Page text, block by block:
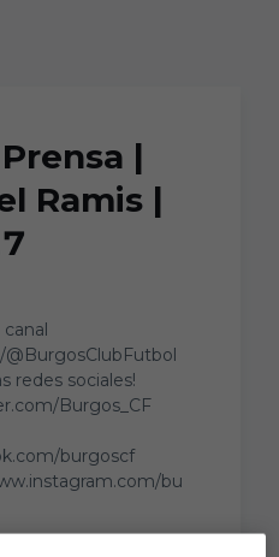
|
Ramis |
redes sociales!
Burgos_CF
burgoscf
bu